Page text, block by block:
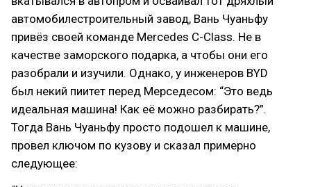
автомобилестроительный завод, Вань Чуаньфу
привёз своей команде Mercedes C-Class. Не в
качестве заморского подарка, а чтобы они его
разобрали и изучили. Однако, у инженеров BYD
был некий пиитет перед Мерседесом: “Это ведь
идеальная машина! Как её можно разбирать?”.
Тогда Вань Чуаньфу просто подошел к машине,
провел ключом по кузову и сказал примерно
следующее: